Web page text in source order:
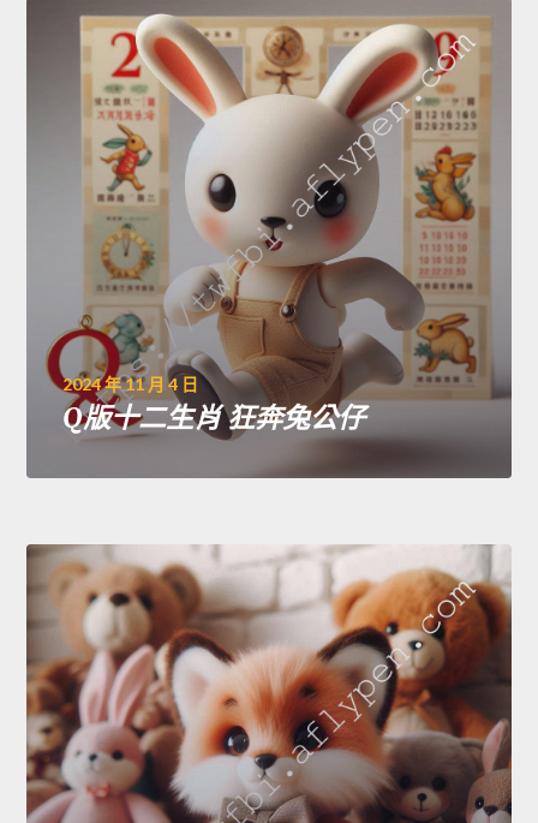
2024 年 11 月 4 日
Q版十二生肖 狂奔兔公仔